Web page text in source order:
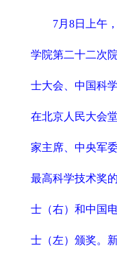
7月8日上午
学院第二十二次
士大会、中国科
在北京人民大会
家主席、中央军
最高科学技术奖
士（右）和中国
士（左）颁奖。